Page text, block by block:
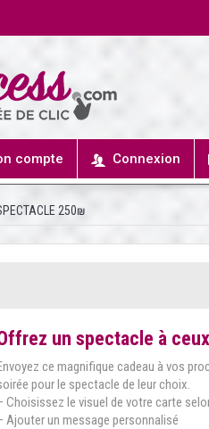
compte Connexion
250₪
un spectacle à
ce magnifique cadeau à vos
pour le spectacle de leur choix.
Choisissez le visuel de votre carte
Ajouter un message personnalisé